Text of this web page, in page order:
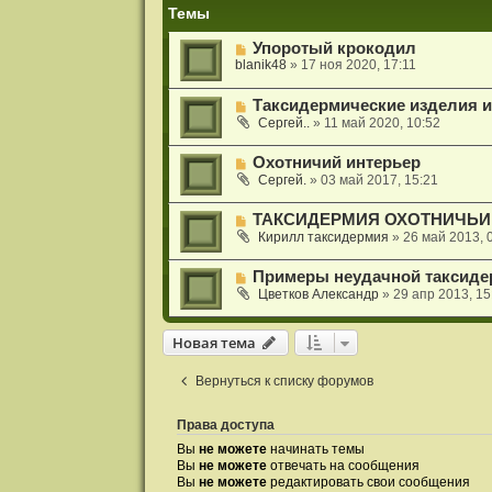
и
я
Темы
Упоротый крокодил
blanik48» 17 ноя 2020, 17:11
Таксидермические изделия
Сергей.. » 11 май 2020, 10:52
Охотничий интерьер
Сергей. » 03 май 2017, 15:21
ТАКСИДЕРМИЯ
Кирилл таксидермия » 26 май 2013,
Примеры неудачной
Цветков Александр» 29 апр 2013,
Новая тема
Новаятема
Вернуться к списку форумов
Права доступа
Вы не можетеначинать темы
Вы не можетеотвечать на сообщения
Вы не можетередактировать свои сообщения